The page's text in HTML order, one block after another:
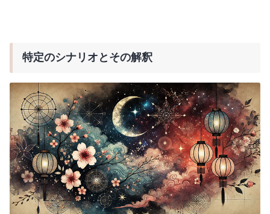
特定のシナリオとその解釈